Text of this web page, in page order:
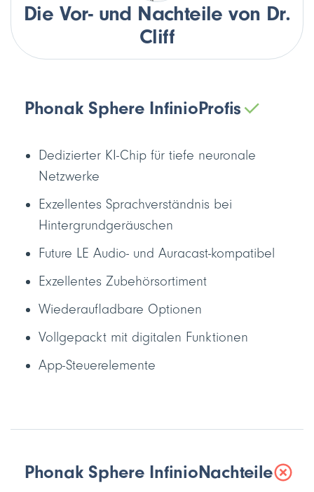
Die Vor- und Nachteile von Dr.
Cliff
Phonak Sphere InfinioProfis
Dedizierter KI-Chip für tiefe neuronale
Netzwerke
Exzellentes Sprachverständnis bei
Hintergrundgeräuschen
Future LE Audio- und Auracast-kompatibel
Exzellentes Zubehörsortiment
Wiederaufladbare Optionen
Vollgepackt mit digitalen Funktionen
App-Steuerelemente
Phonak Sphere InfinioNachteile